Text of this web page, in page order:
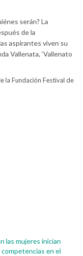
serán? La
de la
aspirantes viven su
Vallenata, ‘Vallenato
la Fundación Festival de
las mujeres inician
competencias en el